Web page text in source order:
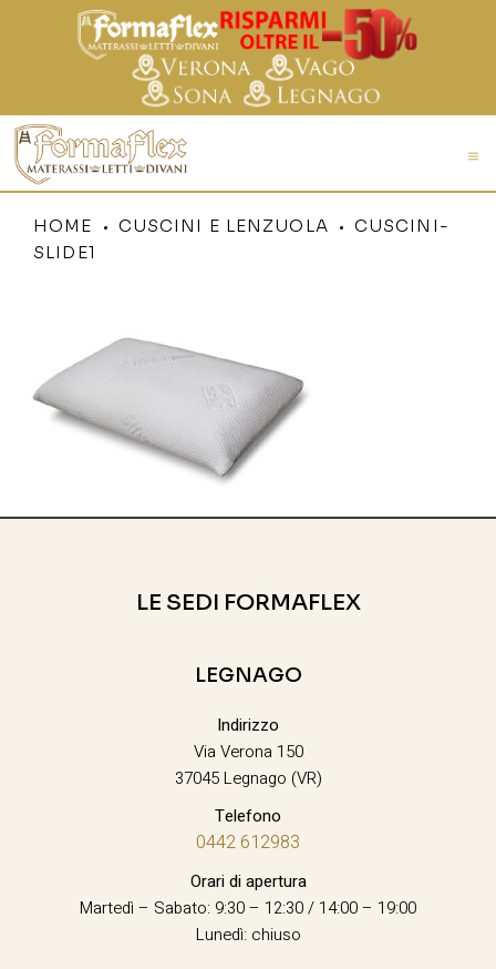
HOME CUSCINI E LENZUOLA
CUSCINI-
SLIDE1
LE SEDI FORMAFLEX
LEGNAGO
Indirizzo
Via Verona 150
37045 Legnago (VR)
Telefono
0442 612983
Orari di apertura
Martedì – Sabato: 9:30 – 12:30 / 14:00 – 19:00
Lunedì: chiuso